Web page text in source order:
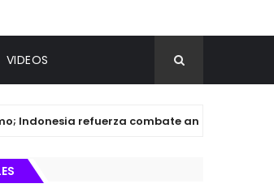
VIDEOS
refuerza combate ante la llegada de El